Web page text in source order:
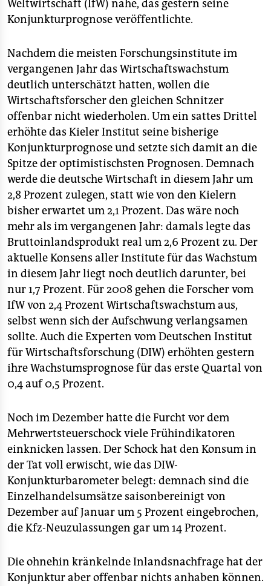
Weltwirtschaft (IfW) nahe, das gestern seine
Konjunkturprognose veröffentlichte.
Nachdem die meisten Forschungsinstitute im
vergangenen Jahr das Wirtschaftswachstum
deutlich unterschätzt hatten, wollen die
Wirtschaftsforscher den gleichen Schnitzer
offenbar nicht wiederholen. Um ein sattes Drittel
erhöhte das Kieler Institut seine bisherige
Konjunkturprognose und setzte sich damit an die
Spitze der optimistischsten Prognosen. Demnach
werde die deutsche Wirtschaft in diesem Jahr um
2,8 Prozent zulegen, statt wie von den Kielern
bisher erwartet um 2,1 Prozent. Das wäre noch
mehr als im vergangenen Jahr: damals legte das
Bruttoinlandsprodukt real um 2,6 Prozent zu. Der
aktuelle Konsens aller Institute für das Wachstum
in diesem Jahr liegt noch deutlich darunter, bei
nur 1,7 Prozent. Für 2008 gehen die Forscher vom
IfW von 2,4 Prozent Wirtschaftswachstum aus,
selbst wenn sich der Aufschwung verlangsamen
sollte. Auch die Experten vom Deutschen Institut
für Wirtschaftsforschung (DIW) erhöhten gestern
ihre Wachstumsprognose für das erste Quartal von
0,4 auf 0,5 Prozent.
Noch im Dezember hatte die Furcht vor dem
Mehrwertsteuerschock viele Frühindikatoren
einknicken lassen. Der Schock hat den Konsum in
der Tat voll erwischt, wie das DIW-
Konjunkturbarometer belegt: demnach sind die
Einzelhandelsumsätze saisonbereinigt von
Dezember auf Januar um 5 Prozent eingebrochen,
die Kfz-Neuzulassungen gar um 14 Prozent.
Die ohnehin kränkelnde Inlandsnachfrage hat der
Konjunktur aber offenbar nichts anhaben können.